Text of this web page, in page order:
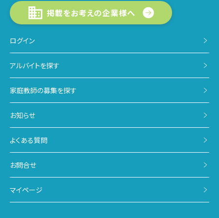
掲載をお考えの企業様へ
ログイン
アルバイトを探す
家庭教師の募集を探す
お知らせ
よくある質問
お問合せ
マイページ